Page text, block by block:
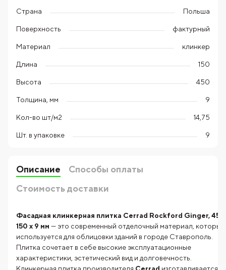
Страна Польша
Поверхность фактурный
Материал клинкер
Длина 150
Высота 450
Толщина, мм 9
Кол-во шт/м2 14,75
Шт. в упаковке 9
Описание
Способы оплаты
Стоимость доставки
Фасадная клинкерная плитка Cerrad Rockford Ginger, 450
150 x 9 мм — это современный отделочный материал, который
используется для облицовки зданий в городе Ставрополь.
Плитка сочетает в себе высокие эксплуатационные
характеристики, эстетический вид и долговечность.